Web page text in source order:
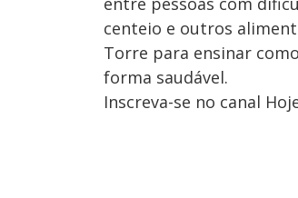
centeio e outros
Torre para ensinar
forma saudável.
Inscreva-se no canal